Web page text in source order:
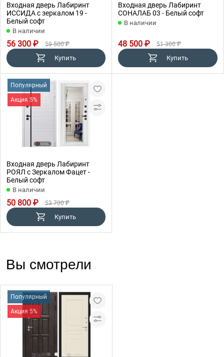
Входная дверь Лабиринт
ИССИДА с зеркалом 19 -
Белый софт
В наличии
56 300 ₽ 59 500 ₽
Купить
Входная дверь Лабиринт
СОНАЛАБ 03 - Белый софт
В наличии
48 500 ₽ 51 300 ₽
Купить
Популярный
Акция 5%
Входная дверь Лабиринт
РОЯЛ с Зеркалом Фацет -
Белый софт
В наличии
50 800 ₽ 53 700 ₽
Купить
Вы смотрели
Популярный
Акция 5%